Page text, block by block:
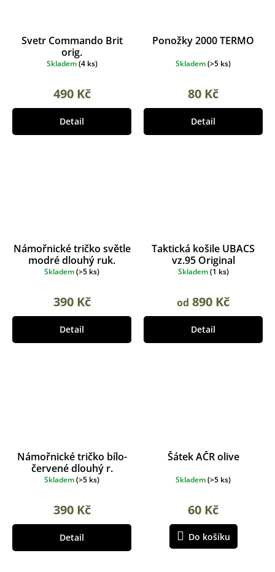
Svetr Commando Brit
orig.
Skladem(4 ks)
490 Kč
Detail
Ponožky 2000 TERMO
Skladem(>5 ks)
80 Kč
Detail
Námořnické tričko světle
modré dlouhý ruk.
Skladem(>5 ks)
390 Kč
Detail
Taktická košile UBACS
vz.95 Original
Skladem(1 ks)
od 890 Kč
Detail
Námořnické tričko bílo-
červené dlouhý r.
Skladem(>5 ks)
390 Kč
Detail
Šátek AČR olive
Skladem(>5 ks)
60 Kč
Do košíku